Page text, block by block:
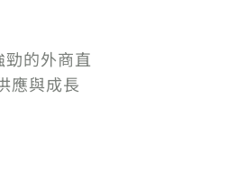
的外商直
應與成長